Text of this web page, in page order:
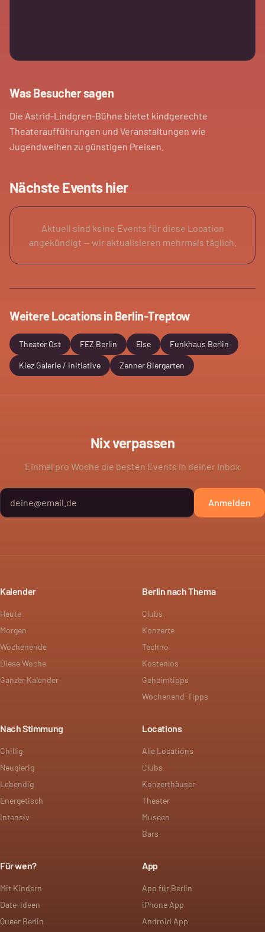
Was Besucher sagen
Die Astrid-Lindgren-Bühne bietet kindgerechte
Theateraufführungen und Veranstaltungen wie
Jugendweihen zu günstigen Preisen.
Nächste Events hier
Aktuell sind keine Events für diese Location
angekündigt — wir aktualisieren mehrmals täglich.
Weitere Locations in Berlin-Treptow
Theater Ost FEZ Berlin Else Funkhaus Berlin
Kiez Galerie / Initiative Zenner Biergarten
Nix verpassen
Einmal pro Woche die besten Events in deiner Inbox
Anmelden
Kalender
Heute
Morgen
Wochenende
Diese Woche
Ganzer Kalender
Berlin nach Thema
Clubs
Konzerte
Techno
Kostenlos
Geheimtipps
Wochenend-Tipps
Nach Stimmung
Chillig
Neugierig
Lebendig
Energetisch
Intensiv
Locations
Alle Locations
Clubs
Konzerthäuser
Theater
Museen
Bars
Für wen?
Mit Kindern
Date-Ideen
Queer Berlin
App
App für Berlin
iPhone App
Android App